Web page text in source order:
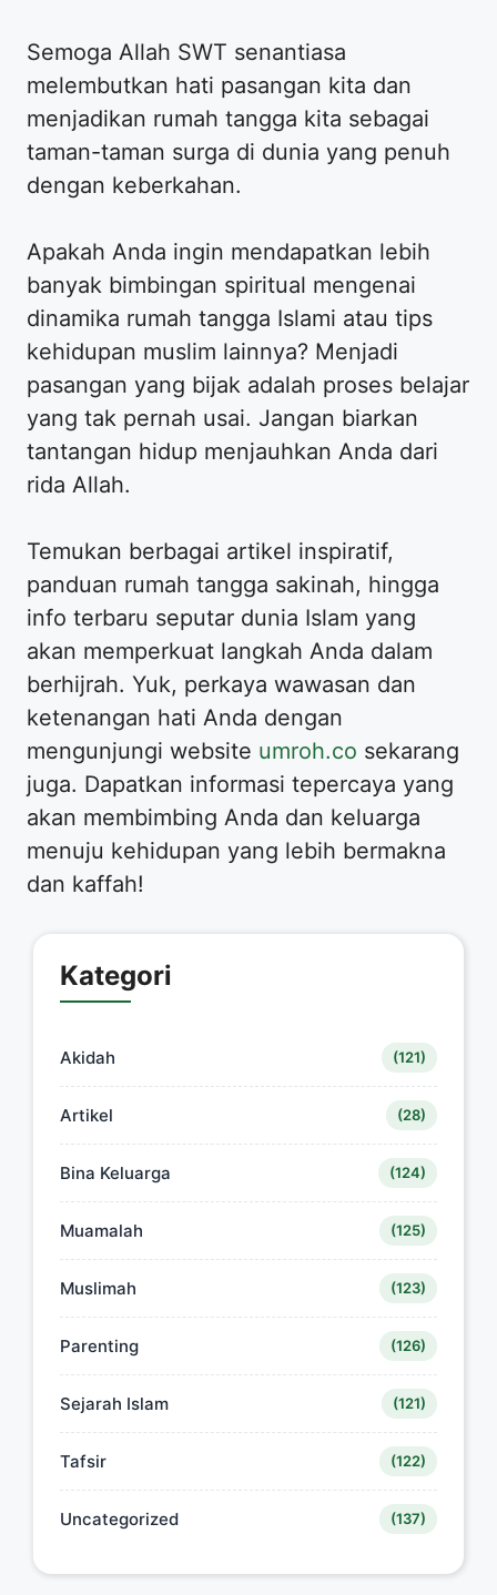
Semoga Allah SWT senantiasa
melembutkan hati pasangan kita dan
menjadikan rumah tangga kita sebagai
taman-taman surga di dunia yang penuh
dengan keberkahan.
Apakah Anda ingin mendapatkan lebih
banyak bimbingan spiritual mengenai
dinamika rumah tangga Islami atau tips
kehidupan muslim lainnya? Menjadi
pasangan yang bijak adalah proses belajar
yang tak pernah usai. Jangan biarkan
tantangan hidup menjauhkan Anda dari
rida Allah.
Temukan berbagai artikel inspiratif,
panduan rumah tangga sakinah, hingga
info terbaru seputar dunia Islam yang
akan memperkuat langkah Anda dalam
berhijrah. Yuk, perkaya wawasan dan
ketenangan hati Anda dengan
mengunjungi website umroh.co sekarang
juga. Dapatkan informasi tepercaya yang
akan membimbing Anda dan keluarga
menuju kehidupan yang lebih bermakna
dan kaffah!
Kategori
Akidah (121)
Artikel (28)
Bina Keluarga (124)
Muamalah (125)
Muslimah (123)
Parenting (126)
Sejarah Islam (121)
Tafsir (122)
Uncategorized (137)